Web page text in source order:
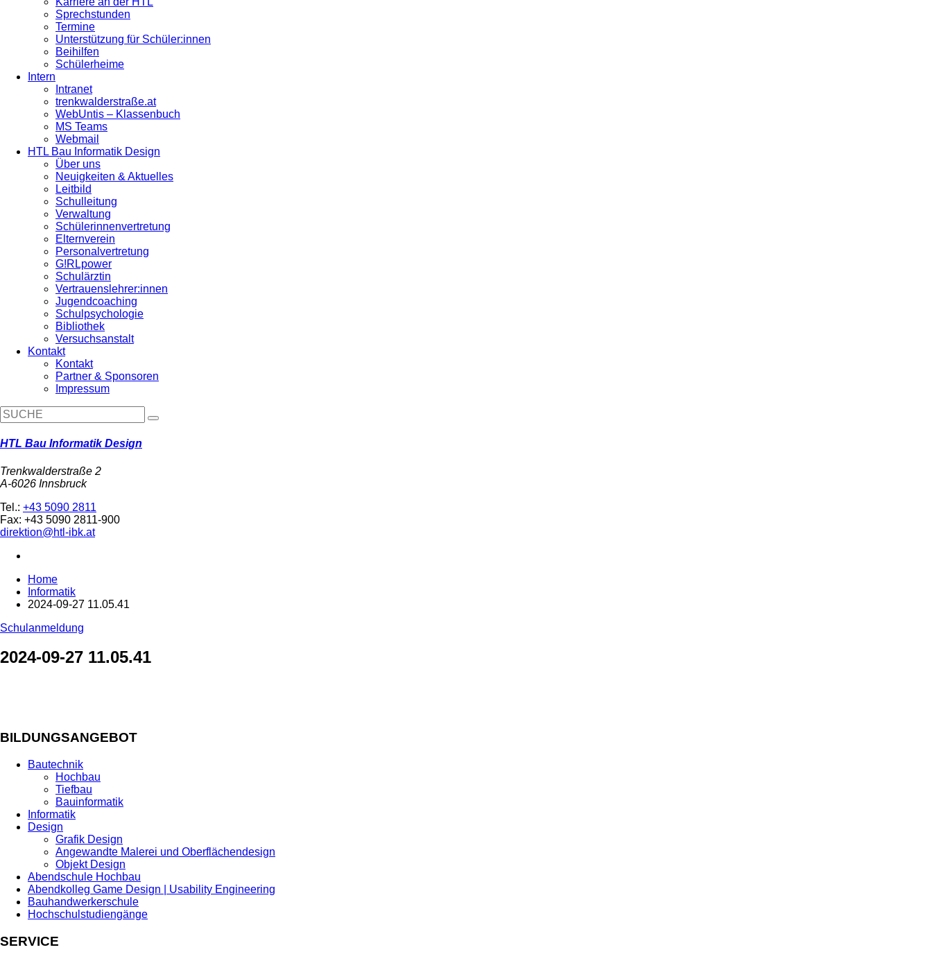
Sprechstunden
Termine
Unterstützung für Schüler:innen
Beihilfen
Schülerheime
Intern
Intranet
trenkwalderstraße.at
WebUntis – Klassenbuch
MS Teams
Webmail
HTL Bau Informatik Design
Über uns
Neuigkeiten & Aktuelles
Leitbild
Schulleitung
Verwaltung
Schülerinnenvertretung
Elternverein
Personalvertretung
G!RLpower
Schulärztin
Vertrauenslehrer:innen
Jugendcoaching
Schulpsychologie
Bibliothek
Versuchsanstalt
Kontakt
Kontakt
Partner & Sponsoren
Impressum
HTL Bau Informatik Design
Trenkwalderstraße 2
A-6026 Innsbruck
Tel.: +43 5090 2811
Fax: +43 5090 2811-900
direktion@htl-ibk.at
Home
Informatik
2024-09-27 11.05.41
Schulanmeldung
2024-09-27 11.05.41
BILDUNGSANGEBOT
Bautechnik
Hochbau
Tiefbau
Bauinformatik
Informatik
Design
Grafik Design
Angewandte Malerei und Oberflächendesign
Objekt Design
Abendschule Hochbau
Abendkolleg Game Design | Usability Engineering
Bauhandwerkerschule
Hochschulstudiengänge
SERVICE